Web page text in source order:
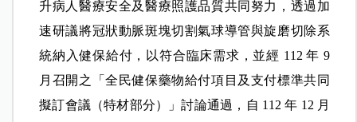
升病人醫療安全及醫療照護品質共同努力，透過加
速研議將冠狀動脈斑塊切割氣球導管與旋磨切除系
統納入健保給付，以符合臨床需求，並經 112 年 9
月召開之「全民健保藥物給付項目及支付標準共同
擬訂會議（特材部分）」討論通過，自 112 年 12 月